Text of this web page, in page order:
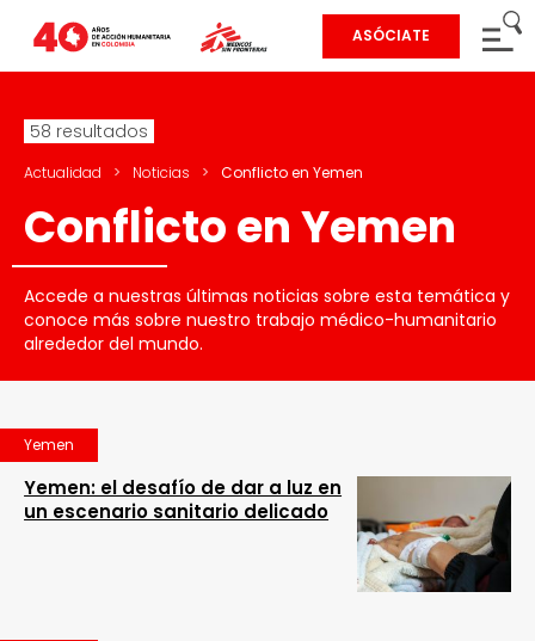
ASÓCIATE
58 resultados
Actualidad > Noticias > Conflicto en Yemen
Conflicto en Yemen
Accede a nuestras últimas noticias sobre esta temática y
conoce más sobre nuestro trabajo médico-humanitario
alrededor del mundo.
Yemen
Yemen: el desafío de dar a luz en
un escenario sanitario delicado